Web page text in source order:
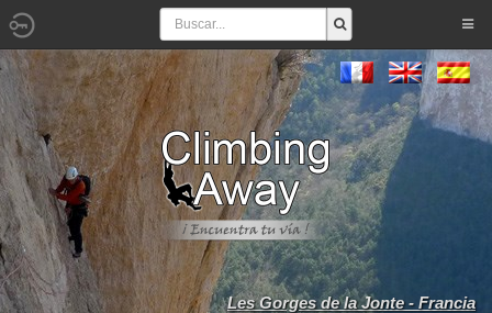
Les Gorges de la Jonte - Francia